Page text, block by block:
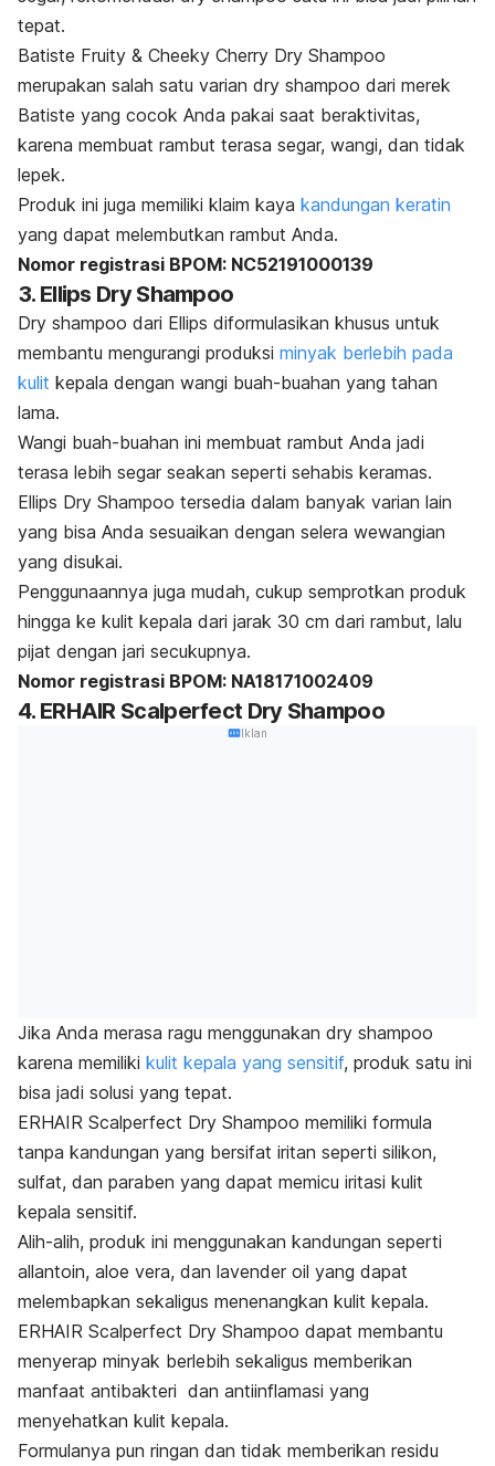
tepat.
Batiste Fruity & Cheeky Cherry Dry Shampoo
merupakan salah satu varian dry shampoo dari merek
Batiste yang cocok Anda pakai saat beraktivitas,
karena membuat rambut terasa segar, wangi, dan tidak
lepek.
Produk ini juga memiliki klaim kaya kandungan keratin
yang dapat melembutkan rambut Anda.
Nomor registrasi BPOM: NC52191000139
3. Ellips Dry Shampoo
Dry shampoo dari Ellips diformulasikan khusus untuk
membantu mengurangi produksi minyak berlebih pada
kulit kepala dengan wangi buah-buahan yang tahan
lama.
Wangi buah-buahan ini membuat rambut Anda jadi
terasa lebih segar seakan seperti sehabis keramas.
Ellips Dry Shampoo tersedia dalam banyak varian lain
yang bisa Anda sesuaikan dengan selera wewangian
yang disukai.
Penggunaannya juga mudah, cukup semprotkan produk
hingga ke kulit kepala dari jarak 30 cm dari rambut, lalu
pijat dengan jari secukupnya.
Nomor registrasi BPOM: NA18171002409
4. ERHAIR Scalperfect Dry Shampoo
Iklan
Jika Anda merasa ragu menggunakan dry shampoo
karena memiliki kulit kepala yang sensitif, produk satu ini
bisa jadi solusi yang tepat.
ERHAIR Scalperfect Dry Shampoo memiliki formula
tanpa kandungan yang bersifat iritan seperti silikon,
sulfat, dan paraben yang dapat memicu iritasi kulit
kepala sensitif.
Alih-alih, produk ini menggunakan kandungan seperti
allantoin, aloe vera, dan lavender oil yang dapat
melembapkan sekaligus menenangkan kulit kepala.
ERHAIR Scalperfect Dry Shampoo dapat membantu
menyerap minyak berlebih sekaligus memberikan
manfaat antibakteri dan antiinflamasi yang
menyehatkan kulit kepala.
Formulanya pun ringan dan tidak memberikan residu